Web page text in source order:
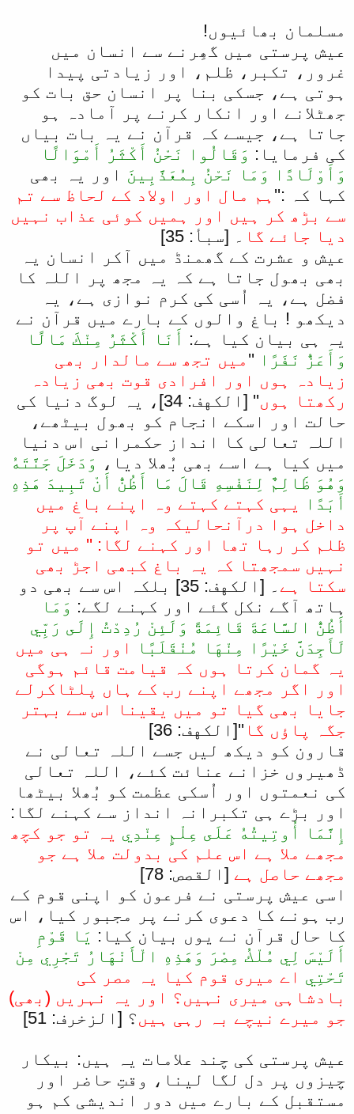
مسلمان بھائیوں!
عیش پرستی میں گھِرنے سے انسان میں
غرور، تکبر، ظلم، اور زیادتی پیدا
ہوتی ہے، جسکی بنا پر انسان حق بات کو
جھٹلانے اور انکار کرنے پر آمادہ ہو
جاتا ہے، جیسے کہ قرآن نے یہ بات بیاں
کی فرمایا: وَقَالُوا نَحْنُ أَكْثَرُ أَمْوَالًا
وَأَوْلَادًا وَمَا نَحْنُ بِمُعَذَّبِينَ اور یہ بھی
کہا کہ :'' ہم مال اور اولاد کے لحاظ سے تم
سے بڑھ کر ہیں اور ہمیں کوئی عذاب نہیں
دیا جائے گا ۔ [سبأ: 35]
عیش و عشرت کے گھمنڈ میں آکر انسان یہ
بھی بھول جاتا ہے کہ یہ مجھ پر اللہ کا
فضل ہے، یہ اُسی کی کرم نوازی ہے، یہ
دیکھو ! باغ والوں کے بارے میں قرآن نے
یہ ہی بیان کیا ہے: أَنَا أَكْثَرُ مِنْكَ مَالًا
وَأَعَزُّ نَفَرًا '' میں تجھ سے مالدار بھی
زیادہ ہوں اور افرادی قوت بھی زیادہ
رکھتا ہوں
'' [الكهف: 34]، یہ لوگ دنیا کی
حالت اور اسکے انجام کو بھول بیٹھے،
اللہ تعالی کا انداز حکمرانی اس دنیا
میں کیا ہے اسے بھی بُھلا دیا، وَدَخَلَ جَنَّتَهُ
وَهُوَ ظَالِمٌ لِنَفْسِهِ قَالَ مَا أَظُنُّ أَنْ تَبِيدَ هَذِهِ
أَبَدًا
یہی کہتے کہتے وہ اپنے باغ میں
داخل ہوا درآنحالیکہ وہ اپنے آپ پر
ظلم کر رہا تھا اور کہنے لگا: '' میں تو
نہیں سمجھتا کہ یہ باغ کبھی اجڑ بھی
سکتا ہے
۔ [الكهف: 35] بلکہ اس سے بھی دو
ہاتھ آگے نکل گئے اور کہنے لگے: وَمَا
أَظُنُّ السَّاعَةَ قَائِمَةً وَلَئِنْ رُدِدْتُ إِلَى رَبِّي
لَأَجِدَنَّ خَيْرًا مِنْهَا مُنْقَلَبًا
اور نہ ہی میں
یہ گمان کرتا ہوں کہ قیامت قائم ہوگی
اور اگر مجھے اپنے رب کے ہاں پلٹاکرلے
جایا بھی گیا تو میں یقینا اس سے بہتر
جگہ پاؤں گا ''[الكهف: 36]
قارون کو دیکھ لیں جسے اللہ تعالی نے
ڈھیروں خزانے عنائت کئے، اللہ تعالی
کی نعمتوں اور اُسکی عظمت کو بُھلا بیٹھا
اور بڑے ہی تکبرانہ انداز سے کہنے لگا:
إِنَّمَا أُوتِيتُهُ عَلَى عِلْمٍ عِنْدِي یہ تو جو کچھ
مجھے ملا ہے اس علم کی بدولت ملا ہے جو
مجھے حاصل ہے [القصص: 78]
اسی عیش پرستی نے فرعون کو اپنی قوم کے
رب ہونے کا دعوی کرنے پر مجبور کیا، اس
کا حال قرآن نے یوں بیان کیا: يَا قَوْمِ
أَلَيْسَ لِي مُلْكُ مِصْرَ وَهَذِهِ الْأَنْهَارُ تَجْرِي مِنْ
تَحْتِي اے میری قوم کیا یہ مصر کی
بادشاہی میری نہیں؟ اور یہ نہریں (بھی)
جو میرے نیچے بہ رہی ہیں؟ [الزخرف: 51]
عیش پرستی کی چند علامات یہ ہیں: بیکار
چیزوں پر دل لگا لینا، وقتِ حاضر اور
مستقبل کے بارے میں دور اندیشی کم ہو